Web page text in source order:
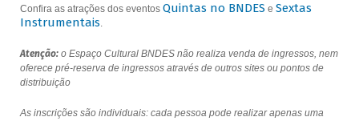
Confira as atrações dos eventos Quintas no BNDES e Sextas
Instrumentais.
Atenção:o Espaço Cultural BNDES não realiza venda de ingressos, nem
oferece pré-reserva de ingressos através de outros sites ou pontos de
distribuição
As inscrições são individuais: cada pessoa pode realizar apenas uma